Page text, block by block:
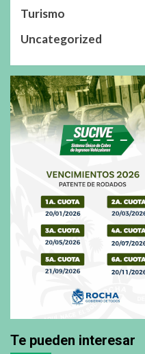
Turismo
Uncategorized
Te pueden interesar